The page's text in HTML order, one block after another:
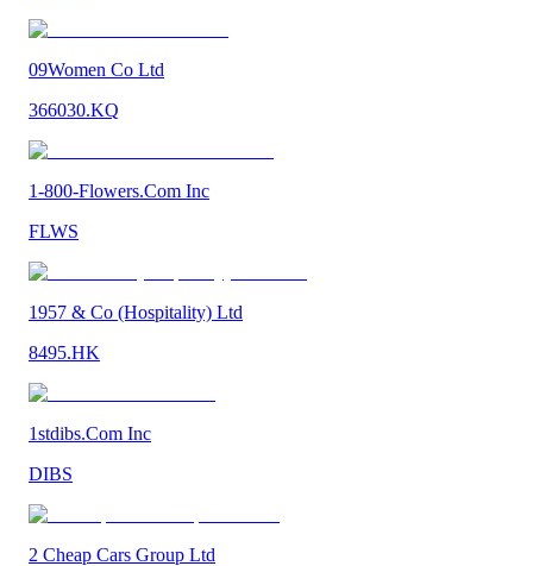
09Women Co Ltd
366030.KQ
1-800-Flowers.Com Inc
FLWS
1957 & Co (Hospitality) Ltd
8495.HK
1stdibs.Com Inc
DIBS
2 Cheap Cars Group Ltd